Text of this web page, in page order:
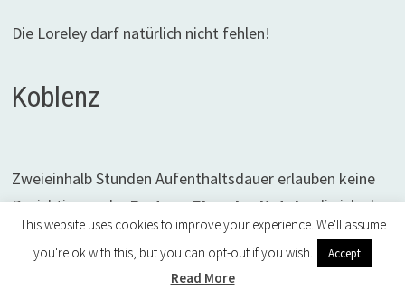
Die Loreley darf natürlich nicht fehlen!
Koblenz
Zweieinhalb Stunden Aufenthaltsdauer erlauben keine
Besichtigung derFestung Ehrenbreitstein, die ich aber
glücklicherweise aus der Vergangenheit schon
kannte. Die 20xx zur Gartenausstellung errichtete
war mir jedoch nicht bekannt, sodass unsere
This website uses cookies to improve your experience. We'll assume
you're ok with this, but you can opt-out if you wish.
Accept
Read More